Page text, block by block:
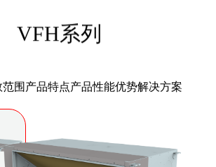
VFH系列
围 产品特点产品性能优势解决方案